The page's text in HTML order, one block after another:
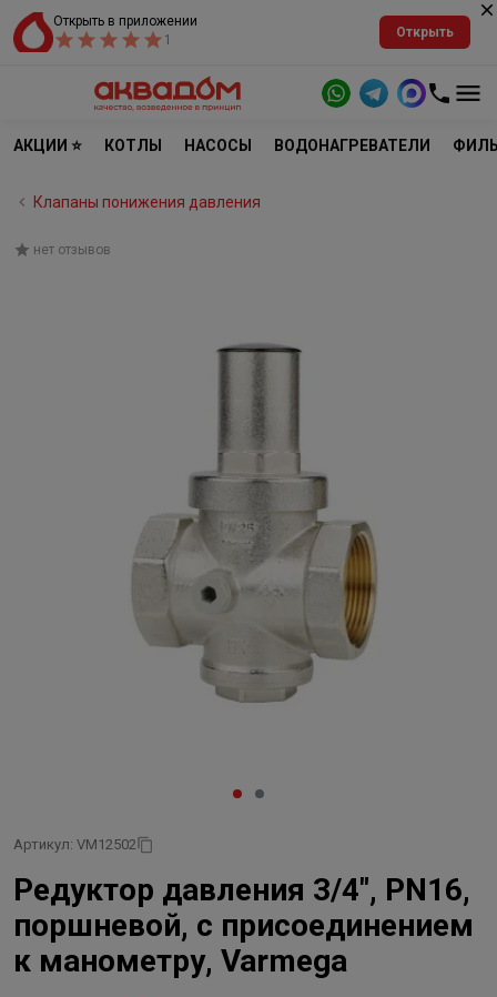
Открыть в приложении
1
Открыть
АКЦИИ ⭐ КОТЛЫ НАСОСЫ ВОДОНАГРЕВАТЕЛИ
Клапаны понижения давления
нет отзывов
Артикул: VM12502
Редуктор давления 3/4", PN16,
поршневой, с присоединением
к манометру, Varmega